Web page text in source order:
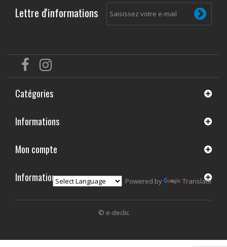
Lettre d'informations
Catégories
Informations
© e-declic
Mon compte
Informations Powered by Translate